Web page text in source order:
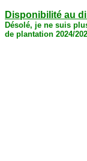
Disponibilité au
Désolé, je ne suis
de plantation 2024/